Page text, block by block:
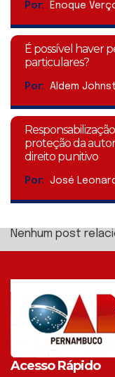
Por: Enoque
É possível haver
particulares?
Por: Aldem
proteção da
direito punitivo
Por: José
Nenhum post
Acesso Rápido